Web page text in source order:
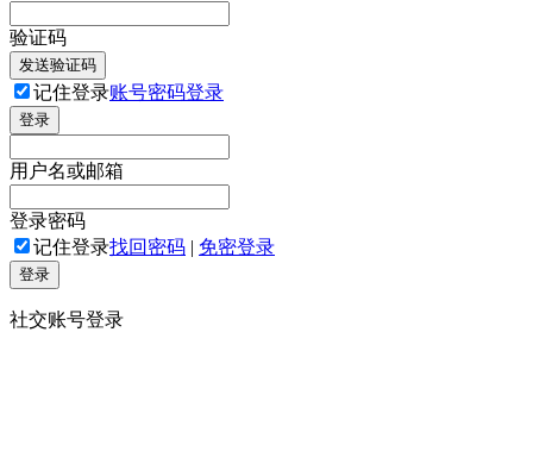
验证码
发送验证码
记住登录账号密码登录
登录
用户名或邮箱
登录密码
记住登录找回密码 | 免密登录
登录
社交账号登录